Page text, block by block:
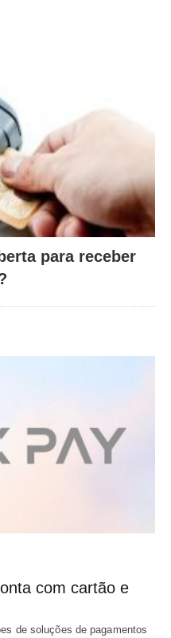
para receber
com cartão e
de soluções de pagamentos